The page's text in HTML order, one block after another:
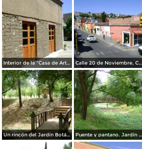
Interior de la "Casa de Arte" Tlaxcala. Abril/2012 Calle 20 de Noviembre, Centro Histórico. Abril/2012
Un rincón del Jardín Botánico de Tizatlán. Marzo/2012 Puente y pantano. Jardín Botánico de Tizatlán. Marzo/2012